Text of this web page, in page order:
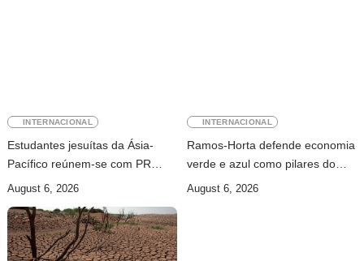
INTERNACIONAL
Estudantes jesuítas da Ásia-
Pacífico reúnem-se com PR
para conhecer processo de paz
August 6, 2026
INTERNACIONAL
Ramos-Horta defende economia
verde e azul como pilares do
desenvolvimento sustentável de
August 6, 2026